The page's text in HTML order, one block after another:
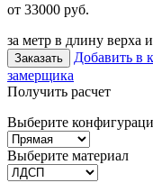
от 33000 руб.
за метр в длину верха
Заказать Добавить в
замерщика
Получить расчет
Выберите
Выберите материал